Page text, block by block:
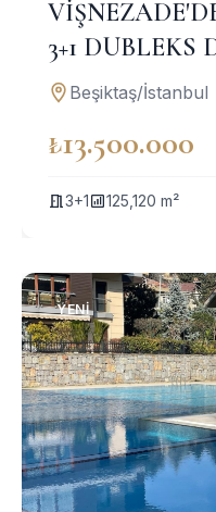
3+1 DUBLEKS
Beşiktaş/İstanbul
₺13.500.000
3+1 125,120 m²
YENI